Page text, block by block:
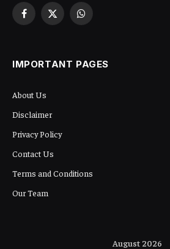
Facebook
X
WhatsApp
IMPORTANT PAGES
About Us
Disclaimer
Privacy Policy
Contact Us
Terms and Conditions
Our Team
August 2026